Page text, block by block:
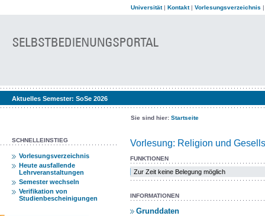
Universität| Kontakt| Vorlesungsverzeichnis
Aktuelles Semester: SoSe 2026
Sie sind hier: Startseite
SCHNELLEINSTIEG
Vorlesungsverzeichnis
Heute ausfallende
Lehrveranstaltungen
Semester wechseln
Verifikation von
Studienbescheinigungen
Vorlesung: Religion und
FUNKTIONEN
Zur Zeit keine Belegung möglich
INFORMATIONEN
Grunddaten